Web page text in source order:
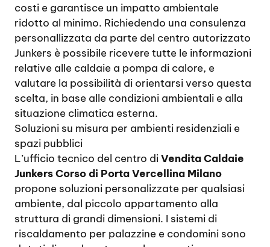
costi e garantisce un impatto ambientale
ridotto al minimo. Richiedendo una consulenza
personallizzata da parte del centro autorizzato
Junkers è possibile ricevere tutte le informazioni
relative alle caldaie a pompa di calore, e
valutare la possibilità di orientarsi verso questa
scelta, in base alle condizioni ambientali e alla
situazione climatica esterna.
Soluzioni su misura per ambienti residenziali e
spazi pubblici
L’ufficio tecnico del centro diVendita Caldaie
Junkers Corso di Porta Vercellina Milano
propone soluzioni personalizzate per qualsiasi
ambiente, dal piccolo appartamento alla
struttura di grandi dimensioni. I sistemi di
riscaldamento per palazzine e condomini sono